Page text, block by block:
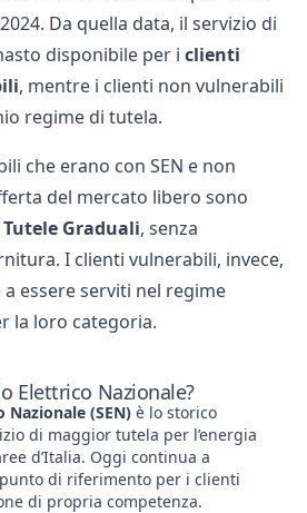
Da quella data, il servizio di
disponibile per i clienti
, mentre i clienti non vulnerabili
regime di tutela.
che erano con SEN e non
del mercato libero sono
Graduali, senza
I clienti vulnerabili, invece,
essere serviti nel regime
la loro categoria.
Elettrico Nazionale?
(SEN) è lo storico
di maggior tutela per l’energia
d’Italia. Oggi continua a
di riferimento per i clienti
di propria competenza.